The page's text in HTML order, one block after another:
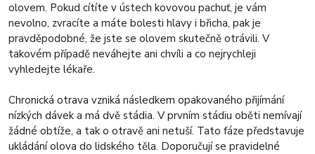
olovem. Pokud cítíte v ústech kovovou pachuť, je vám
nevolno, zvracíte a máte bolesti hlavy i břicha, pak je
pravděpodobné, že jste se olovem skutečně otrávili. V
takovém případě neváhejte ani chvíli a co nejrychleji
vyhledejte lékaře.
Chronická otrava vzniká následkem opakovaného přijímání
nízkých dávek a má dvě stádia. V prvním stádiu oběti nemívají
žádné obtíže, a tak o otravě ani netuší. Tato fáze představuje
ukládání olova do lidského těla. Doporučují se pravidelné